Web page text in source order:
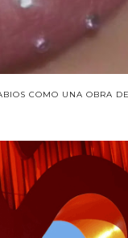
COMO UNA OBRA